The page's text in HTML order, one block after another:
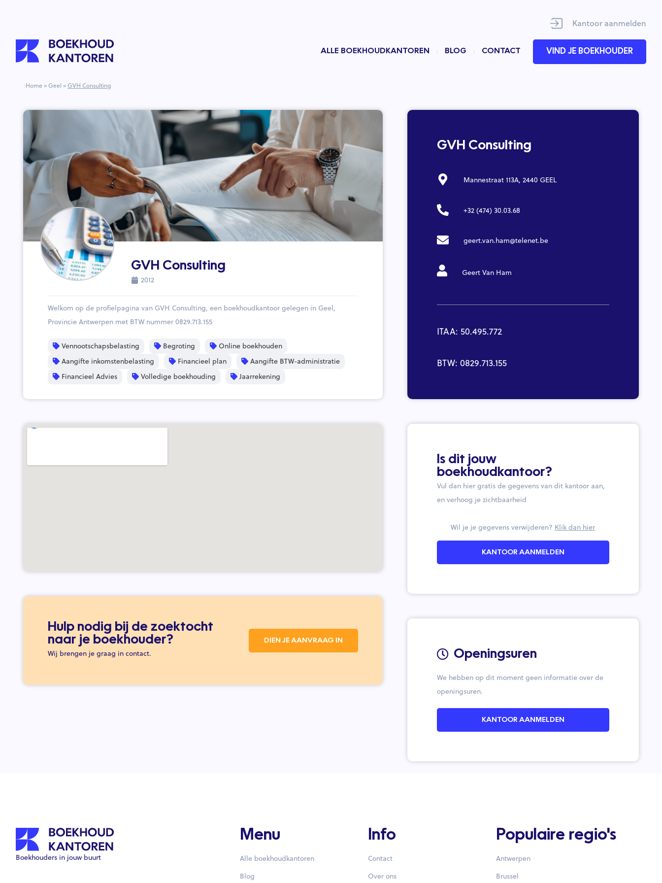
Kantoor aanmelden
ALLE BOEKHOUDKANTOREN BLOG CONTACT VIND JE BOEKHOUDER
Home »Geel »GVH Consulting
GVH Consulting
2012
Welkom op de profielpagina van GVH Consulting, een boekhoudkantoor gelegen in Geel,
Provincie Antwerpen met BTW nummer 0829.713.155
Vennootschapsbelasting Begroting
Online boekhouden
Aangifte inkomstenbelasting
Financieel plan
Aangifte BTW-administratie
Financieel Advies
Volledige boekhouding Jaarrekening
GVH Consulting
Mannestraat 113A, 2440 GEEL
+32 (474) 30.03.68
geert.van.ham@telenet.be
Geert Van Ham
ITAA: 50.495.772
BTW: 0829.713.155
Hulp nodig bij de zoektocht
naar je boekhouder?
Wij brengen je graag in contact.
DIEN JE AANVRAAG IN
Is dit jouw
boekhoudkantoor?
Vul dan hier gratis de gegevens van dit kantoor aan,
en verhoog je zichtbaarheid
Wil je je gegevens verwijderen? Klik dan hier
KANTOOR AANMELDEN
Openingsuren
We hebben op dit moment geen informatie over de
openingsuren.
KANTOOR AANMELDEN
Boekhouders in jouw buurt
Menu
Alle boekhoudkantoren
Blog
Info
Contact
Over ons
Populaire regio's
Antwerpen
Brussel